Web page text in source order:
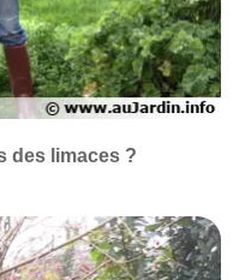
des limaces ?